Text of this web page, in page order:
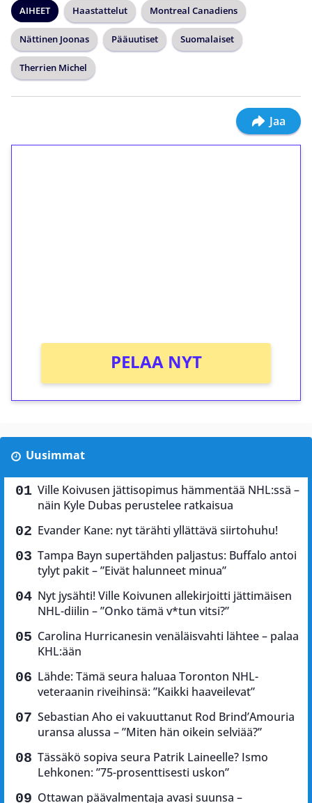
AIHEET Haastattelut Montreal Canadiens
Nättinen Joonas Pääuutiset Suomalaiset
Therrien Michel
Jaa
PELAA NYT
Uusimmat
Ville Koivusen jättisopimus hämmentää NHL:ssä –
näin Kyle Dubas perustelee ratkaisua
Evander Kane: nyt tärähti yllättävä siirtohuhu!
Tampa Bayn supertähden paljastus: Buffalo antoi
tylyt pakit – ”Eivät halunneet minua”
Nyt jysähti! Ville Koivunen allekirjoitti jättimäisen
NHL-diilin – ”Onko tämä v*tun vitsi?”
Carolina Hurricanesin venäläisvahti lähtee – palaa
KHL:ään
Lähde: Tämä seura haluaa Toronton NHL-
veteraanin riveihinsä: ”Kaikki haaveilevat”
Sebastian Aho ei vakuuttanut Rod Brind’Amouria
uransa alussa – ”Miten hän oikein selviää?”
Tässäkö sopiva seura Patrik Laineelle? Ismo
Lehkonen: ”75-prosenttisesti uskon”
Ottawan päävalmentaja avasi suunsa –